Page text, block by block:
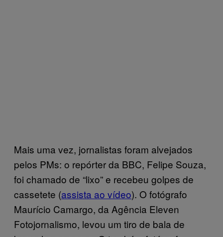
Mais uma vez, jornalistas foram alvejados
pelos PMs: o repórter da BBC, Felipe Souza,
foi chamado de “lixo” e recebeu golpes de
cassetete (assista ao vídeo). O fotógrafo
Maurício Camargo, da Agência Eleven
Fotojornalismo, levou um tiro de bala de